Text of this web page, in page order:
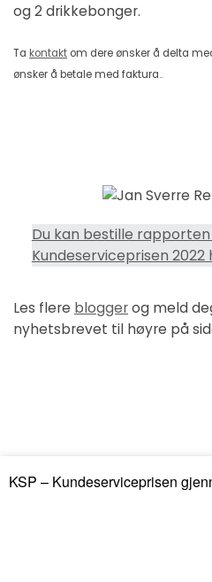
og 2 drikkebonger.
Ta kontakt om dere ønsker å delta
ønsker å betale med faktura..
Du kan bestille
Kundeserviceprisen 2022
Les flere bloggerog meld
nyhetsbrevet til høyre på
KSP – Kundeserviceprisen